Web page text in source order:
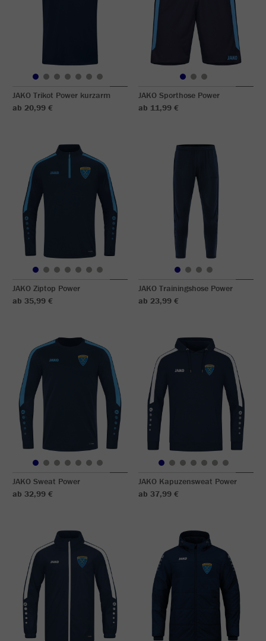
JAKO Trikot Power kurzarm
ab 20,99 €
JAKO Sporthose Power
ab 11,99 €
JAKO Ziptop Power
ab 35,99 €
JAKO Trainingshose Power
ab 23,99 €
JAKO Sweat Power
ab 32,99 €
JAKO Kapuzensweat Power
ab 37,99 €